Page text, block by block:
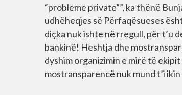
“probleme private””, ka thënë
udhëheqjes së Përfaqësueses
diçka nuk ishte në rregull, për t’u
bankinë! Heshtja dhe
dyshim organizimin e mirë të
mostransparencë nuk mund t’i